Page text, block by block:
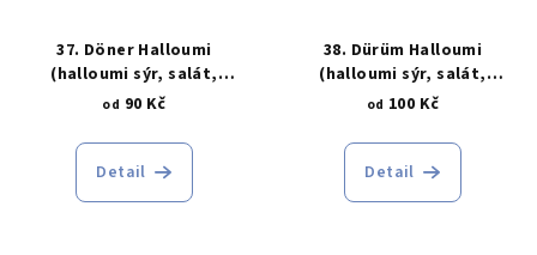
37. Döner Halloumi
(halloumi sýr, salát,
dresing, chleba)
od 90 Kč
Detail
38. Dürüm Halloumi
(halloumi sýr, salát,
dresing, tortilla)
od 100 Kč
Detail